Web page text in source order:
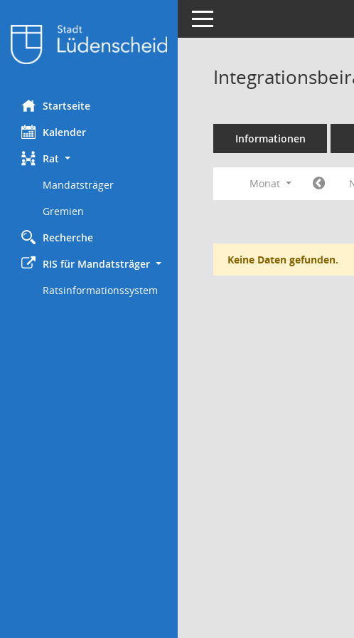
Startseite
Kalender
Rat
Mandatsträger
Gremien
Recherche
RIS für Mandatsträger
Ratsinformationssystem
Toggle navigation
Informationen
Monat
Keine Daten gefunden.